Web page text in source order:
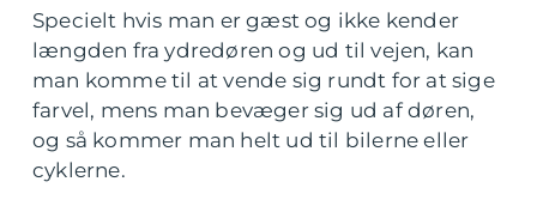
Specielt hvis man er gæst og ikke kender
længden fra ydredøren og ud til vejen, kan
man komme til at vende sig rundt for at sige
farvel, mens man bevæger sig ud af døren,
og så kommer man helt ud til bilerne eller
cyklerne.